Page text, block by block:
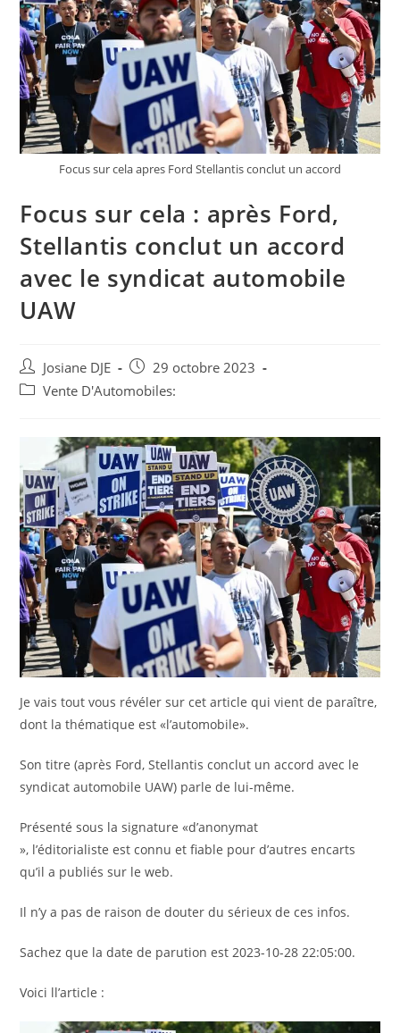
Focus sur cela apres Ford Stellantis conclut un accord
Focus sur cela : après Ford,
Stellantis conclut un accord
avec le syndicat automobile
UAW
Auteur/autrice
de
Josiane DJE
Post
published:
29 octobre 2023
PostVente D'Automobiles:
Je vais tout vous révéler sur cet article qui vient de paraître,
dont la thématique est «l’automobile».
Son titre (après Ford, Stellantis conclut un accord avec le
syndicat automobile UAW) parle de lui-même.
Présenté sous la signature «d’anonymat
», l’éditorialiste est connu et fiable pour d’autres encarts
qu’il a publiés sur le web.
Il n’y a pas de raison de douter du sérieux de ces infos.
Sachez que la date de parution est 2023-10-28 22:05:00.
Voici ll’article :